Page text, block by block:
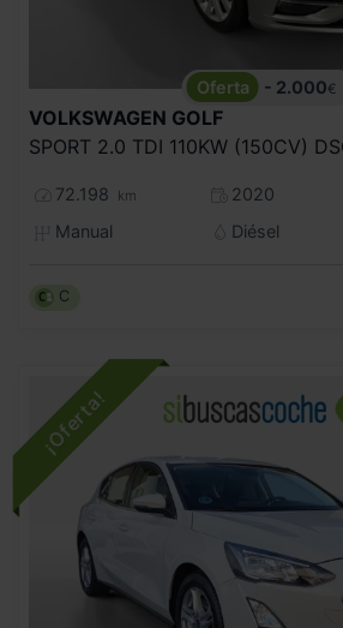
- 2.000€
VOLKSWAGEN GOLF
72.198 km
2020
Manual
Diésel
C